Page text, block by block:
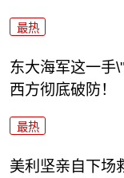
最热
东大海军这一手
西方彻底破防！
最热
美利坚亲自下场